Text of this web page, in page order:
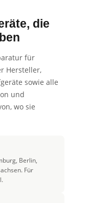
die
für
Hersteller,
sowie alle
und
wo sie
Berlin,
Für